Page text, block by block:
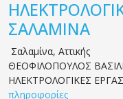
ΣΑΛΑΜΙΝΑ
Σαλαμίνα, Αττικής
ΘΕΟΦΙΛΟΠΟΥΛΟΣ
ΗΛΕΚΤΡΟΛΟΓΙΚΕΣ
πληροφορίες